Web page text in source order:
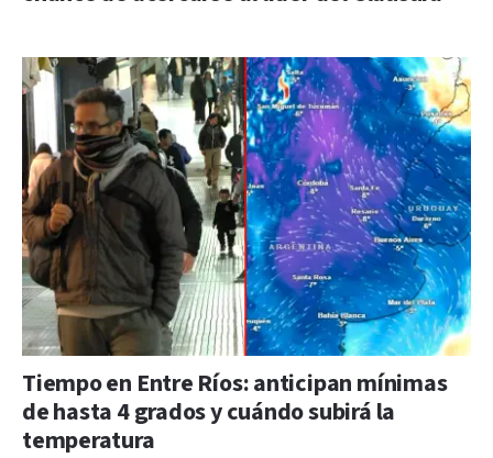
Tiempo en Entre Ríos: anticipan mínimas
de hasta 4 grados y cuándo subirá la
temperatura